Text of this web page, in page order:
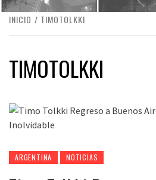
INICIO TIMOTOLKKI
TIMOTOLKKI
ARGENTINA NOTICIAS